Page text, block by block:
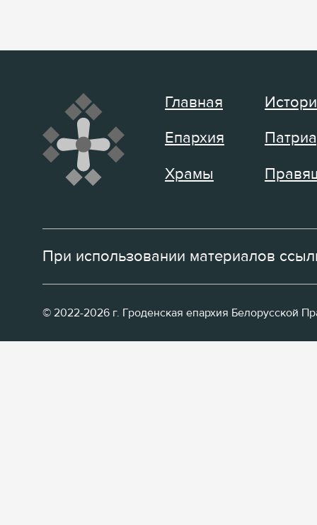
Главная
Епархия
Храмы
При использовании материалов
© 2022-2026 г. Гроденская епархия Белорусской